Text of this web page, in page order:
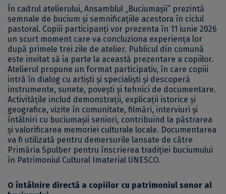
În cadrul atelierului, Ansamblul „Buciumașii” prezintă
semnale de bucium și semnificațiile acestora în ciclul
pastoral. Copiii participanți vor prezenta în 11 iunie 2026
un scurt moment care va concluziona experiența lor
după primele trei zile de atelier. Publicul din comună
este invitat să ia parte la această prezentare a copiilor.
Atelierul propune un format participativ, în care copiii
intră în dialog cu artiști și specialiști și descoperă
instrumente, sunete, povești și tehnici de documentare.
Activitățile includ demonstrații, explicații istorice și
geografice, vizite în comunitate, filmări, interviuri și
întâlniri cu buciumașii seniori, contribuind la păstrarea
și valorificarea memoriei culturale locale. Documentarea
va fi utilizată pentru demersurile lansate de către
Primăria Spulber pentru înscrierea tradiției buciumului
în Patrimoniul Cultural Imaterial UNESCO.
O întâlnire directă a copiilor cu patrimoniul sonor al